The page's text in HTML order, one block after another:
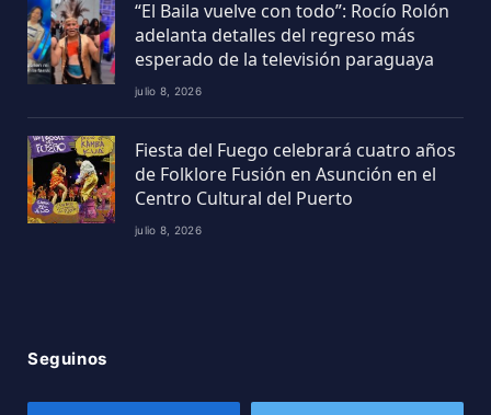
“El Baila vuelve con todo”: Rocío Rolón
adelanta detalles del regreso más
esperado de la televisión paraguaya
julio 8, 2026
Fiesta del Fuego celebrará cuatro años
de Folklore Fusión en Asunción en el
Centro Cultural del Puerto
julio 8, 2026
Seguinos